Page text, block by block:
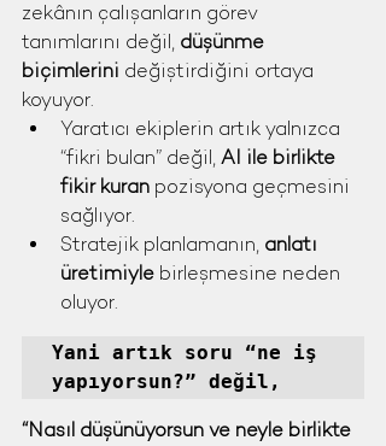
zekânın çalışanların görev
tanımlarını değil, düşünme
biçimlerini değiştirdiğini ortaya
koyuyor.
Yaratıcı ekiplerin artık yalnızca
“fikri bulan” değil, AI ile birlikte
fikir kuran pozisyona geçmesini
sağlıyor.
Stratejik planlamanın, anlatı
üretimiyle birleşmesine neden
oluyor.
Yani artık soru “ne iş
yapıyorsun?” değil,
“Nasıl düşünüyorsun ve neyle birlikte